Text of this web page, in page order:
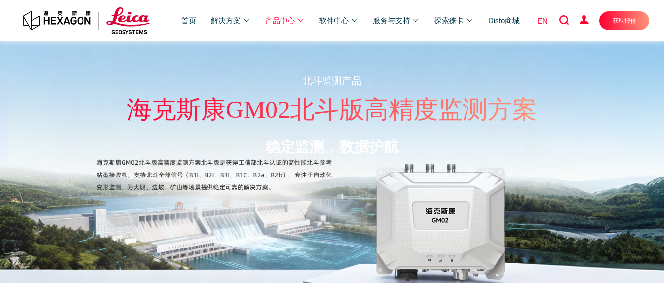
首页 解决方案 产品中心 软件中心 服务与支持 探索徕卡 Disto商城 EN 获取报价
北斗监测产品
海克斯康GM02北斗版高精度监测方案
稳定监测，数据护航